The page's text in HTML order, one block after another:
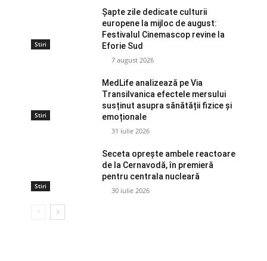
Stiri
Șapte zile dedicate culturii
europene la mijloc de august:
Festivalul Cinemascop revine la
Eforie Sud
7 august 2026
Stiri
MedLife analizează pe Via
Transilvanica efectele mersului
susținut asupra sănătății fizice și
emoționale
31 iulie 2026
Stiri
Seceta oprește ambele reactoare
de la Cernavodă, în premieră
pentru centrala nucleară
30 iulie 2026